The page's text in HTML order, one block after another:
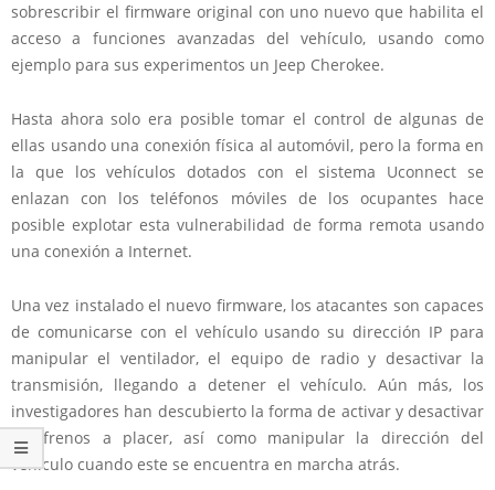
sobrescribir el firmware original con uno nuevo que habilita el
acceso a funciones avanzadas del vehículo, usando como
ejemplo para sus experimentos un Jeep Cherokee.
Hasta ahora solo era posible tomar el control de algunas de
ellas usando una conexión física al automóvil, pero la forma en
la que los vehículos dotados con el sistema Uconnect se
enlazan con los teléfonos móviles de los ocupantes hace
posible explotar esta vulnerabilidad de forma remota usando
una conexión a Internet.
Una vez instalado el nuevo firmware, los atacantes son capaces
de comunicarse con el vehículo usando su dirección IP para
manipular el ventilador, el equipo de radio y desactivar la
transmisión, llegando a detener el vehículo. Aún más, los
investigadores han descubierto la forma de activar y desactivar
los frenos a placer, así como manipular la dirección del
vehículo cuando este se encuentra en marcha atrás.